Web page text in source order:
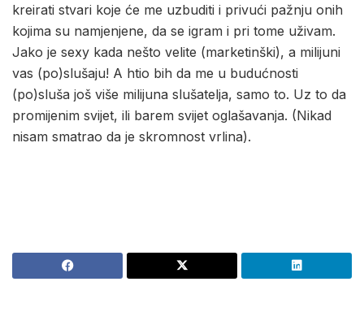
kreirati stvari koje će me uzbuditi i privući pažnju onih
kojima su namjenjene, da se igram i pri tome uživam.
Jako je sexy kada nešto velite (marketinški), a milijuni
vas (po)slušaju! A htio bih da me u budućnosti
(po)sluša još više milijuna slušatelja, samo to. Uz to da
promijenim svijet, ili barem svijet oglašavanja. (Nikad
nisam smatrao da je skromnost vrlina).